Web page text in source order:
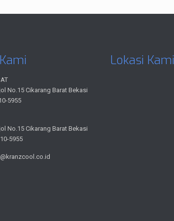
No.15 Cikarang Barat Bekasi
5955
No.15 Cikarang Barat Bekasi
5955
Lokasi Kami